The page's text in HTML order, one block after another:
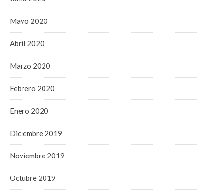
Mayo 2020
Abril 2020
Marzo 2020
Febrero 2020
Enero 2020
Diciembre 2019
Noviembre 2019
Octubre 2019